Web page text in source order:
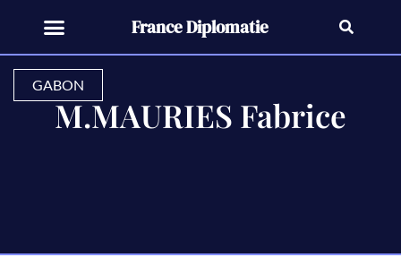
France Diplomatie
GABON
M.MAURIES Fabrice